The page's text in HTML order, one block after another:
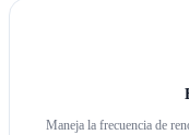
Maneja la frecuencia de